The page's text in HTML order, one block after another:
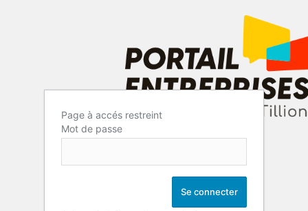
Page à accés restreint
Mot de passe